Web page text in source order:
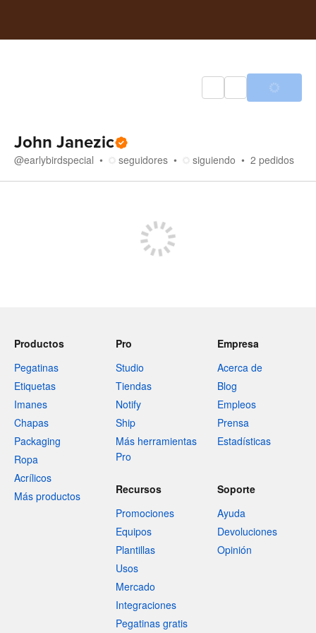
John Janezic
@earlybirdspecial seguidores siguiendo 2 pedidos
Productos
Pegatinas
Etiquetas
Imanes
Chapas
Packaging
Ropa
Acrílicos
Más productos
Pro
Studio
Tiendas
Notify
Ship
Más herramientas
Pro
Empresa
Acerca de
Blog
Empleos
Prensa
Estadísticas
Recursos
Promociones
Equipos
Plantillas
Usos
Mercado
Integraciones
Pegatinas gratis
Soporte
Ayuda
Devoluciones
Opinión